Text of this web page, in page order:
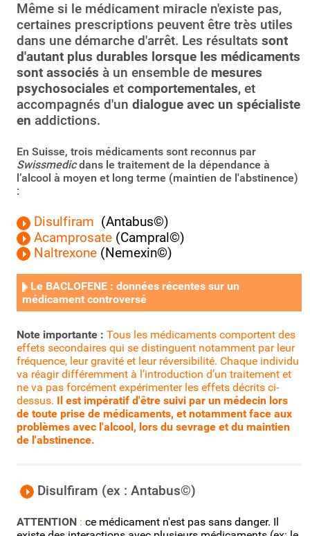
Même si le médicament miracle n'existe pas,
certaines prescriptions peuvent être très utiles
dans une démarche d'arrêt. Les résultats sont
d'autant plus durables lorsque les médicaments
sont associés à un ensemble de mesures
psychosociales et comportementales, et
accompagnés d'un dialogue avec un spécialiste
en addictions.
En Suisse, trois médicaments sont reconnus par
Swissmedicdans le traitement de la dépendance à
l’alcool à moyen et long terme (maintien de l'abstinence)
:
Disulfiram (Antabus©)
Acamprosate (Campral©)
Naltrexone (Nemexin©)
Le BACLOFENE : données récentes sur un
médicament controversé
Note importante : Tous les médicaments comportent des
effets secondaires qui se distinguent notamment par leur
fréquence, leur gravité et leur réversibilité. Chaque individu
va réagir différemment à l’introduction d’un traitement et
ne va pas forcément expérimenter les effets décrits ci-
dessus. Il est impératif d'être suivi par un médecin lors
de toute prise de médicaments, et notamment face aux
problèmes avec l'alcool, lors du sevrage et du maintien
de l'abstinence.
Disulfiram (ex : Antabus©)
ATTENTION : ce médicament n'est pas sans danger. Il